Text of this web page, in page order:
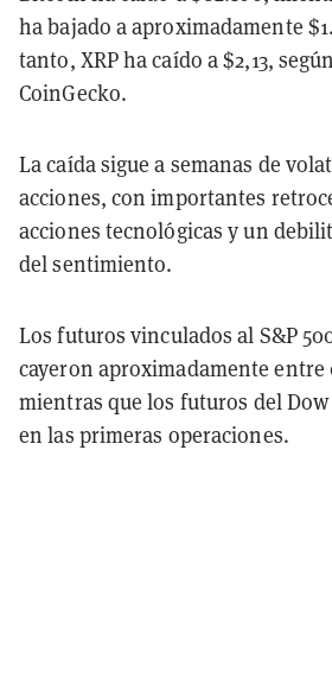
ha bajado a aproximadamente
tanto, XRP ha caído a $2,13,
CoinGecko.
La caída sigue a semanas de
acciones, con importantes
acciones tecnológicas y un
del sentimiento.
Los futuros vinculados al S&P
cayeron aproximadamente entre
mientras que los futuros del
en las primeras operaciones.